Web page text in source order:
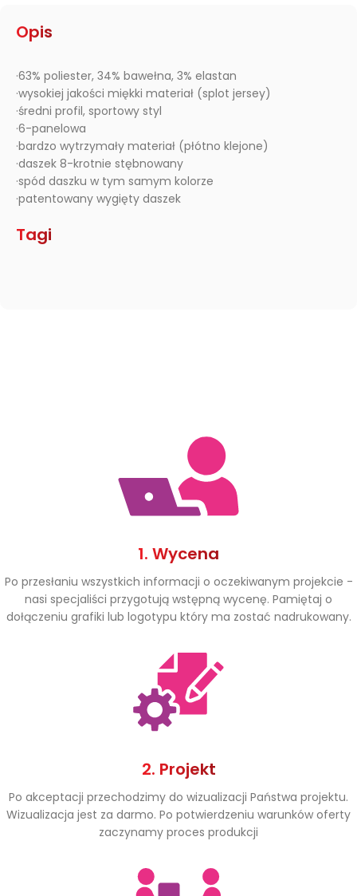
Opis
·63% poliester, 34% bawełna, 3% elastan
·wysokiej jakości miękki materiał (splot jersey)
·średni profil, sportowy styl
·6-panelowa
·bardzo wytrzymały materiał (płótno klejone)
·daszek 8-krotnie stębnowany
·spód daszku w tym samym kolorze
·patentowany wygięty daszek
Tagi
1. Wycena
Po przesłaniu wszystkich informacji o oczekiwanym projekcie -
nasi specjaliści przygotują wstępną wycenę. Pamiętaj o
dołączeniu grafiki lub logotypu który ma zostać nadrukowany.
2. Projekt
Po akceptacji przechodzimy do wizualizacji Państwa projektu.
Wizualizacja jest za darmo. Po potwierdzeniu warunków oferty
zaczynamy proces produkcji